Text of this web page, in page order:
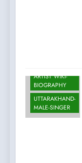
ARTIST WIKI-
BIOGRAPHY
UTTARAKHAND-
MALE-SINGER